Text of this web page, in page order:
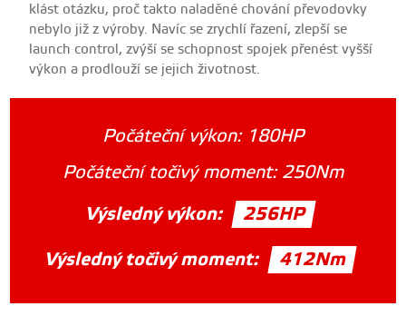
klást otázku, proč takto naladěné chování převodovky
nebylo již z výroby. Navíc se zrychlí řazení, zlepší se
launch control, zvýší se schopnost spojek přenést vyšší
výkon a prodlouží se jejich životnost.
Počáteční výkon: 180HP
Počáteční točivý moment: 250Nm
Výsledný výkon: 256HP
Výsledný točivý moment: 412Nm